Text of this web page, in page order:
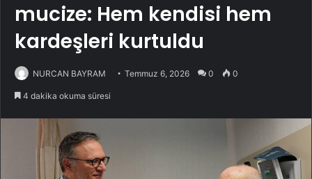
mucize: Hem kendisi hem
kardeşleri kurtuldu
NURCAN BAYRAM Temmuz 6, 2026 0 0
4 dakika okuma süresi